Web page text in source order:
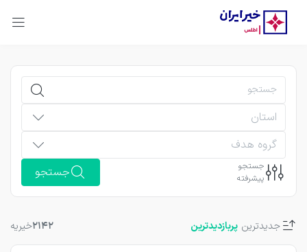
استان
گروه هدف
جستجو
پیشرفته
جستجو
جدیدترین پربازدیدترین 2142خیریه